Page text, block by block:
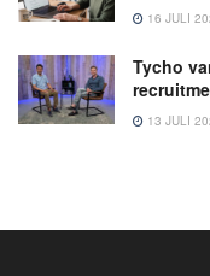
16 JULI
Tycho
13 JULI